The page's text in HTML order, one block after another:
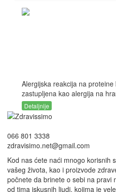
Alergijska reakcija na
zastupljena kao alergija na
Detaljnije
066 801 3338
zdravisimo.net@gmail.com
Kod nas ćete naći mnogo korisnih
vašeg života, kao i proizvode
počnete da brinete o sebi na pravi
od tima iskusnih ljudi, kojima je